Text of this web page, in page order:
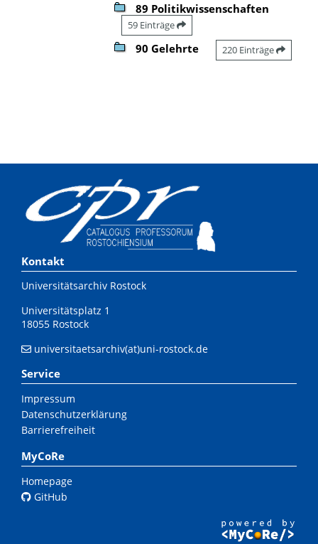
89 Politikwissenschaften
59 Einträge
90 Gelehrte 220 Einträge
Kontakt
Universitätsarchiv Rostock
Universitätsplatz 1
18055 Rostock
universitaetsarchiv(at)uni-rostock.de
Service
Impressum
Datenschutzerklärung
Barrierefreiheit
MyCoRe
Homepage
GitHub